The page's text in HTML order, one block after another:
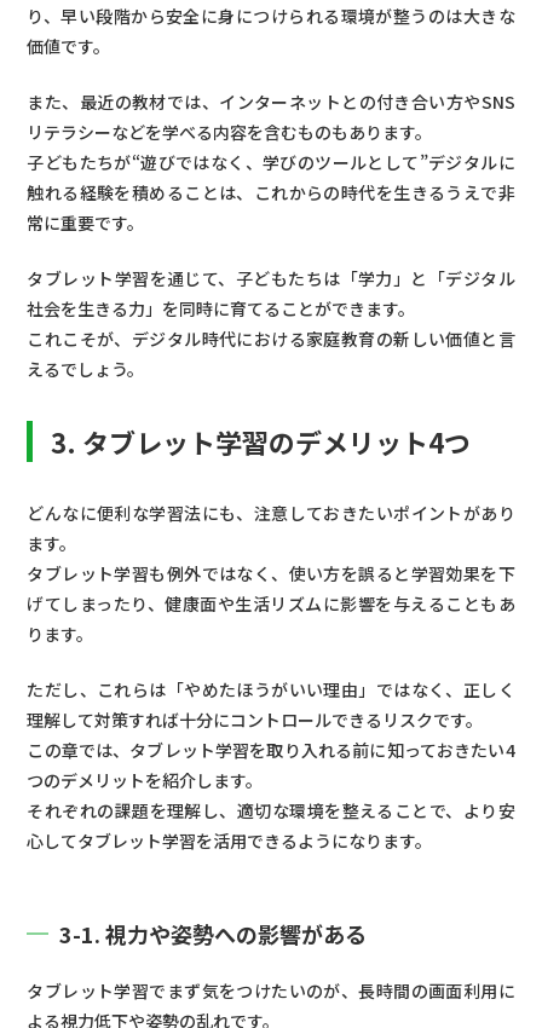
り、早い段階から安全に身につけられる環境が整うのは大きな
価値です。
また、最近の教材では、インターネットとの付き合い方やSNS
リテラシーなどを学べる内容を含むものもあります。
子どもたちが“遊びではなく、学びのツールとして”デジタルに
触れる経験を積めることは、これからの時代を生きるうえで非
常に重要です。
タブレット学習を通じて、子どもたちは「学力」と「デジタル
社会を生きる力」を同時に育てることができます。
これこそが、デジタル時代における家庭教育の新しい価値と言
えるでしょう。
3. タブレット学習のデメリット4つ
どんなに便利な学習法にも、注意しておきたいポイントがあり
ます。
タブレット学習も例外ではなく、使い方を誤ると学習効果を下
げてしまったり、健康面や生活リズムに影響を与えることもあ
ります。
ただし、これらは「やめたほうがいい理由」ではなく、正しく
理解して対策すれば十分にコントロールできるリスクです。
この章では、タブレット学習を取り入れる前に知っておきたい4
つのデメリットを紹介します。
それぞれの課題を理解し、適切な環境を整えることで、より安
心してタブレット学習を活用できるようになります。
3-1. 視力や姿勢への影響がある
タブレット学習でまず気をつけたいのが、長時間の画面利用に
よる視力低下や姿勢の乱れです。